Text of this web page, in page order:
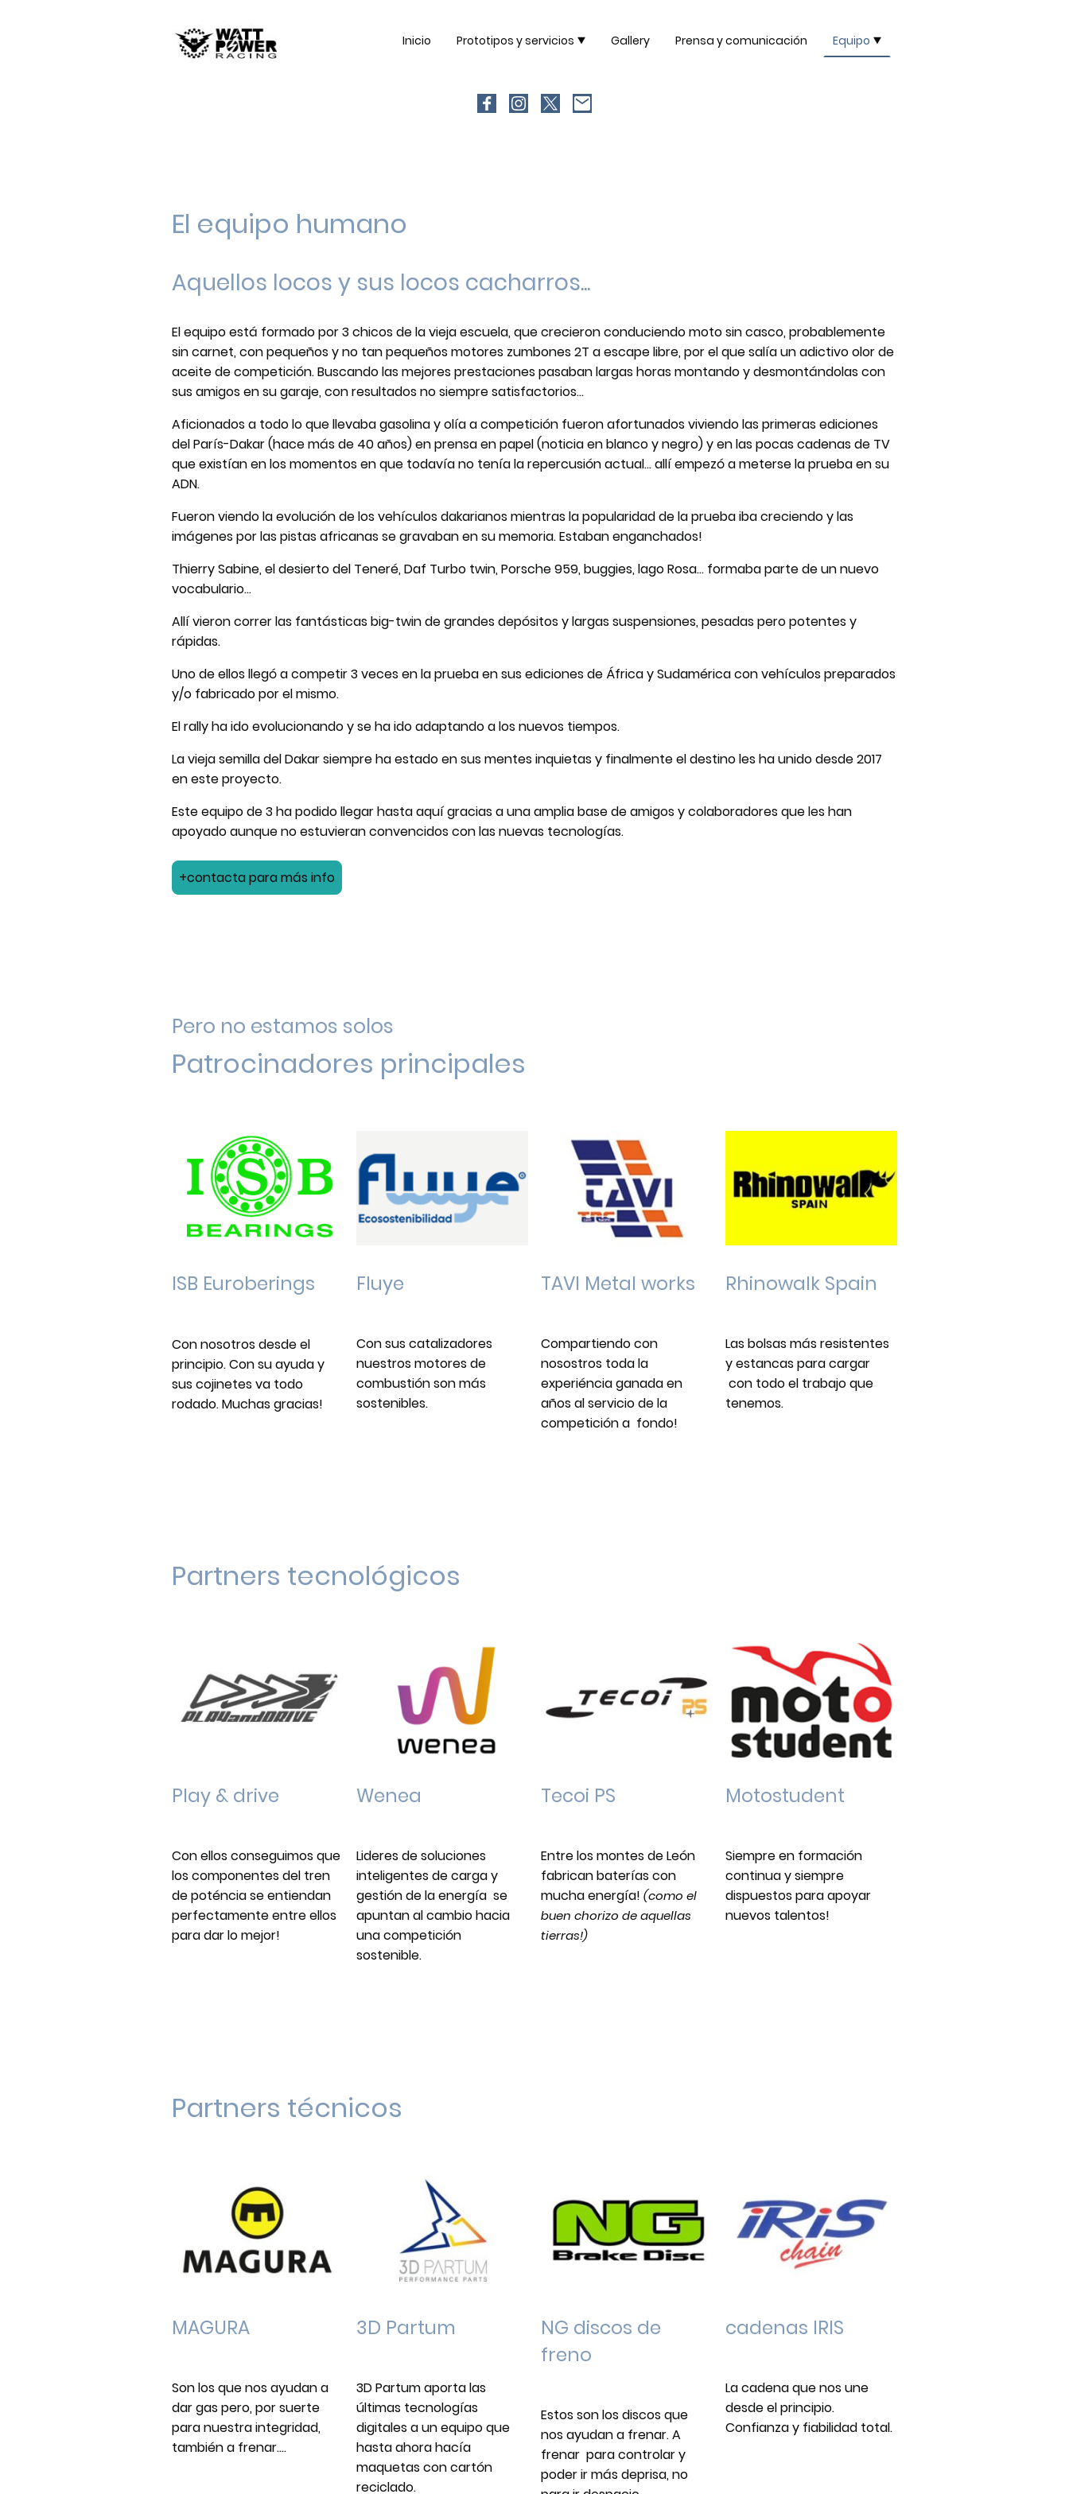
Inicio Prototipos y servicios Gallery Prensa y comunicación Equipo
El equipo humano
Aquellos locos y sus locos cacharros...
El equipo está formado por 3 chicos de la vieja escuela, que crecieron conduciendo moto sin casco, probablemente
sin carnet, con pequeños y no tan pequeños motores zumbones 2T a escape libre, por el que salía un adictivo olor de
aceite de competición. Buscando las mejores prestaciones pasaban largas horas montando y desmontándolas con
sus amigos en su garaje, con resultados no siempre satisfactorios…
Aficionados a todo lo que llevaba gasolina y olía a competición fueron afortunados viviendo las primeras ediciones
del París-Dakar (hace más de 40 años) en prensa en papel (noticia en blanco y negro) y en las pocas cadenas de TV
que existían en los momentos en que todavía no tenía la repercusión actual… allí empezó a meterse la prueba en su
ADN.
Fueron viendo la evolución de los vehículos dakarianos mientras la popularidad de la prueba iba creciendo y las
imágenes por las pistas africanas se gravaban en su memoria. Estaban enganchados!
Thierry Sabine, el desierto del Teneré, Daf Turbo twin, Porsche 959, buggies, lago Rosa... formaba parte de un nuevo
vocabulario…
Allí vieron correr las fantásticas big-twin de grandes depósitos y largas suspensiones, pesadas pero potentes y
rápidas.
Uno de ellos llegó a competir 3 veces en la prueba en sus ediciones de África y Sudamérica con vehículos preparados
y/o fabricado por el mismo.
El rally ha ido evolucionando y se ha ido adaptando a los nuevos tiempos.
La vieja semilla del Dakar siempre ha estado en sus mentes inquietas y finalmente el destino les ha unido desde 2017
en este proyecto.
Este equipo de 3 ha podido llegar hasta aquí gracias a una amplia base de amigos y colaboradores que les han
apoyado aunque no estuvieran convencidos con las nuevas tecnologías.
+contacta para más info
Pero no estamos solos
Patrocinadores principales
ISB Euroberings
Con nosotros desde el
principio. Con su ayuda y
sus cojinetes va todo
rodado. Muchas gracias!
Fluye
Con sus catalizadores
nuestros motores de
combustión son más
sostenibles.
TAVI Metal works
Compartiendo con
nosostros toda la
experiéncia ganada en
años al servicio de la
competición a fondo!
Rhinowalk Spain
Las bolsas más resistentes
y estancas para cargar
con todo el trabajo que
tenemos.
Partners tecnológicos
Play & drive
Con ellos conseguimos que
los componentes del tren
de poténcia se entiendan
perfectamente entre ellos
para dar lo mejor!
Wenea
Lideres de soluciones
inteligentes de carga y
gestión de la energía se
apuntan al cambio hacia
una competición
sostenible.
Tecoi PS
Entre los montes de León
fabrican baterías con
mucha energía! (como el
buen chorizo de aquellas
tierras!)
Motostudent
Siempre en formación
continua y siempre
dispuestos para apoyar
nuevos talentos!
Partners técnicos
MAGURA
Son los que nos ayudan a
dar gas pero, por suerte
para nuestra integridad,
también a frenar....
3D Partum
3D Partum aporta las
últimas tecnologías
digitales a un equipo que
hasta ahora hacía
maquetas con cartón
reciclado.
NG discos de
freno
Estos son los discos que
nos ayudan a frenar. A
frenar para controlar y
poder ir más deprisa, no
cadenas IRIS
La cadena que nos une
desde el principio.
Confianza y fiabilidad total.